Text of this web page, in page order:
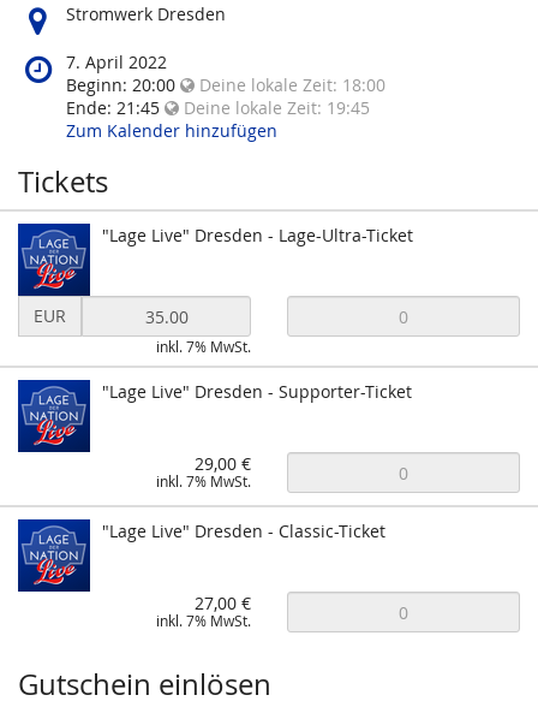
Wo
diese
Veranstaltung
statt?
Stromwerk Dresden
Wann
findet
diese
Veranstaltung
7. April 2022
Beginn: 20:00 Deine lokale Zeit: 18:00
Ende: 21:45 Deine lokale Zeit: 19:45
Zum Kalender hinzufügen
Tickets
"Lage Live" Dresden - Lage-Ultra-Ticket
Preis
für
"Lage
Live"
Dresden
Ultra-
Ticket
setzen
EUR
inkl. 7% MwSt.
"Lage Live" Dresden - Supporter-Ticket
29,00 €
inkl. 7% MwSt.
"Lage Live" Dresden - Classic-Ticket
27,00 €
inkl. 7% MwSt.
Gutschein einlösen